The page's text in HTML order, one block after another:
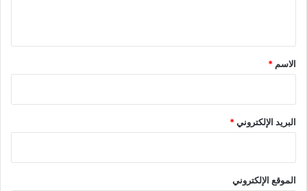
*
الاسم *
البريد الإلكتروني*
الموقع الإلكتروني